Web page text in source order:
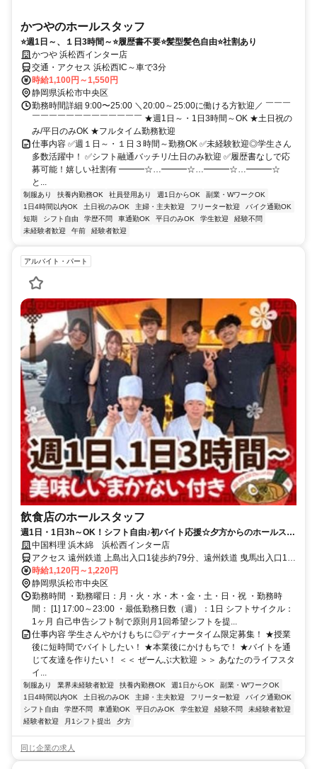
かつやのホールスタッフ
⭐週1日～、１日3時間～⭐履歴書不要⭐髪型髪色自由⭐社割あり
かつや 浜松西インター店
交通・アクセス 浜松西IC～車で3分
時給1,100円～1,550円
静岡県浜松市中央区
勤務時間詳細 9:00〜25:00 ＼20:00～25:00に働ける方歓迎／ ￣￣￣
￣￣￣￣￣￣￣￣￣￣￣￣￣ ★週1日～・1日3時間～OK ★土日祝の
み/平日のみOK ★フルタイム勤務歓迎
仕事内容 ✅週１日～・１日３時間～勤務OK ✅未経験歓迎◎学生さん
多数活躍中！ ✅シフト融通バッチリ/土日のみ歓迎 ✅履歴書なしで応
募可能！嬉しい社割有 ━━━☆…━━━☆…━━━☆…━━━☆
と...
制服あり 扶養内勤務OK 社員登用あり 週1日からOK
副業・WワークOK
1日4時間以内OK
土日祝のみOK 主婦・主夫歓迎 フリーター歓迎
バイク通勤OK
短期
シフト自由 学歴不問 車通勤OK 平日のみOK 学生歓迎
経験不問
未経験者歓迎
午前 経験者歓迎
アルバイト・パート
飲食店のホールスタッフ
週1日・1日3h～OK！シフト自由♪初バイト応援☆夕方からのホールスタ
ッフ【まかない大盛りOK】
中国料理 浜木綿 浜松西インター店
アクセス 遠州鉄道 上島出入口1徒歩約79分、遠州鉄道 曳馬出入口1徒
歩約82分、遠州鉄道 自動車学校前徒歩約85分
時給1,120円～1,220円
静岡県浜松市中央区
勤務時間 ・勤務曜日：月・火・水・木・金・土・日・祝 ・勤務時
間： [1] 17:00～23:00 ・最低勤務日数（週）：1日 シフトサイクル：
1ヶ月 自己申告シフト制で原則月1回希望シフトを提...
仕事内容 学生さんやかけもちに◎ディナータイム限定募集！ ★授業
後に短時間でバイトしたい！ ★本業後にかけもちで！ ★バイトを通
じて友達を作りたい！ ＜＜ ぜーんぶ大歓迎 ＞＞ あなたのライフスタ
イ...
制服あり 業界未経験者歓迎 扶養内勤務OK 週1日からOK
副業・WワークOK
1日4時間以内OK
土日祝のみOK 主婦・主夫歓迎 フリーター歓迎
バイク通勤OK
シフト自由
学歴不問 車通勤OK 平日のみOK 学生歓迎 経験不問
未経験者歓迎
経験者歓迎
月1シフト提出 夕方
同じ企業の求人